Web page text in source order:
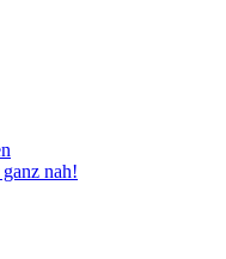
nah!